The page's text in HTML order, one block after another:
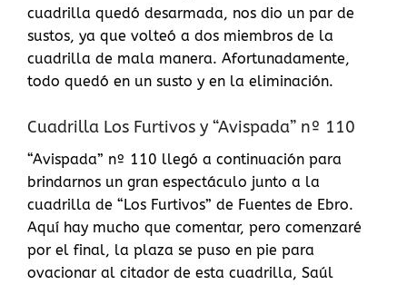
cuadrilla quedó desarmada, nos dio un par de
sustos, ya que volteó a dos miembros de la
cuadrilla de mala manera. Afortunadamente,
todo quedó en un susto y en la eliminación.
Cuadrilla Los Furtivos y “Avispada” nº 110
“Avispada” nº 110 llegó a continuación para
brindarnos un gran espectáculo junto a la
cuadrilla de “Los Furtivos” de Fuentes de Ebro.
Aquí hay mucho que comentar, pero comenzaré
por el final, la plaza se puso en pie para
ovacionar al citador de esta cuadrilla, Saúl